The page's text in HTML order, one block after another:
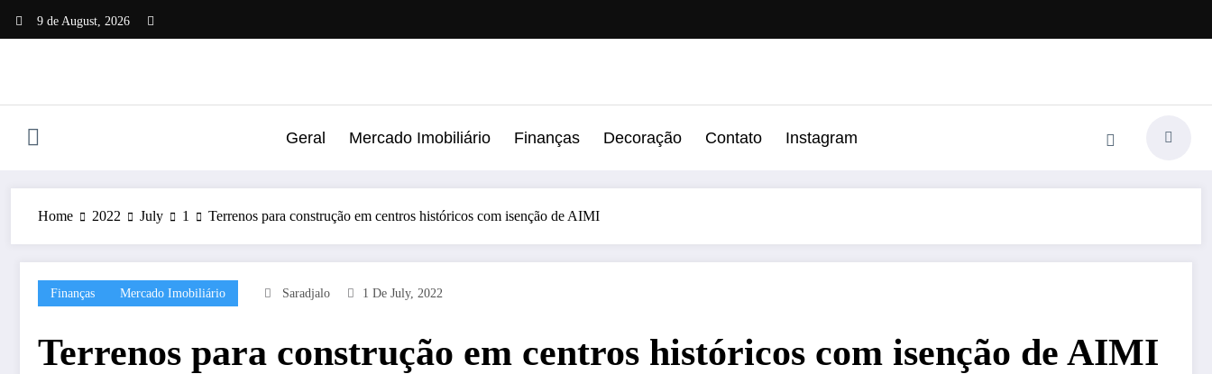
9 de August, 2026
Geral Mercado Imobiliário Finanças Decoração Contato Instagram
Home 2022 July 1 Terrenos para construção em centros históricos com isenção de AIMI
Finanças Mercado Imobiliário Saradjalo 1 De July, 2022
Terrenos para construção em centros históricos com isenção de AIMI